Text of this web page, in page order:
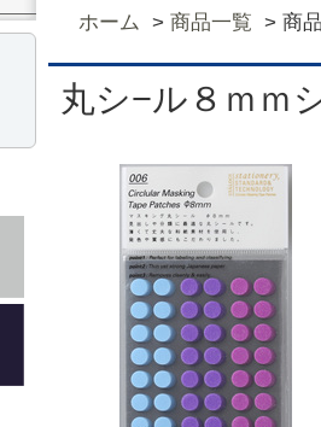
ホーム 商品一覧 商
丸シ−ル８ｍｍ